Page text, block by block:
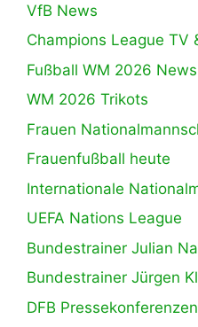
VfB News
Champions League TV
Fußball WM 2026 News
WM 2026 Trikots
Frauen
Frauenfußball heute
Internationale
UEFA Nations League
Bundestrainer Julian
Bundestrainer Jürgen
DFB Pressekonferenzen